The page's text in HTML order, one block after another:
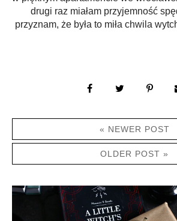
drugi raz miałam przyjemność
przyznam, że była to miła chwila
« NEWER POST
OLDER POST »